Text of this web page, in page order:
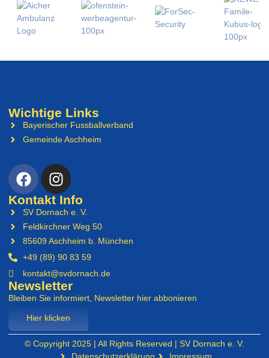
Wichtige Links
Bayerischer Fussballverband
Gemeinde Aschheim
Kontakt Info
SV Dornach e. V.
Feldkirchner Weg 50
85609 Aschheim b. München
+49 (89) 90 83 59
kontakt@svdornach.de
Newsletter
Bleiben Sie informiert, Newsletter hier abbonieren
Hier klicken
© Copyright 2025 | All Rights Reserved | SV Dornach e. V.